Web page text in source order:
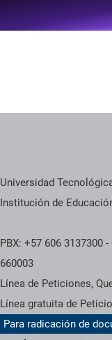
Universidad
Institución de
PBX: +57 606 3137300
660003
Línea de Peticiones,
Línea gratuita de
Para radicación de